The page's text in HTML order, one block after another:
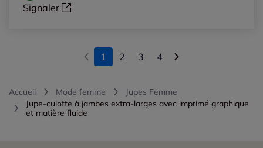
Signaler
1 2 3 4
Accueil Mode femme
Jupes Femme
Jupe-culotte à jambes extra-larges avec imprimé graphique
et matière fluide